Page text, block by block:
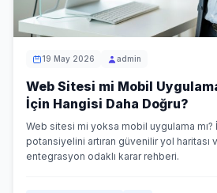
19 May 2026 admin
Web Sitesi mi Mobil
İçin Hangisi Daha Doğru?
Web sitesi mi yoksa mobil uygulama
potansiyelini artıran güvenilir yol haritası
entegrasyon odaklı karar rehberi.